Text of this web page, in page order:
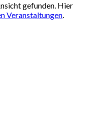
gefunden. Hier
Veranstaltungen.